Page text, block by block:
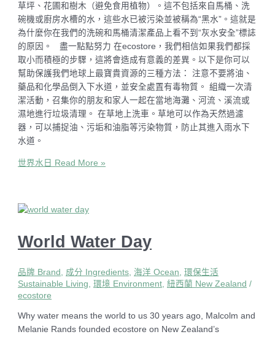
草坪、花圃和樹木（避免食用植物）。這不包括來自馬桶、洗
碗機或廚房水槽的水，這些水已被污染並被稱為“黑水”。這就是
為什麼你在我們的洗碗和馬桶清潔產品上看不到“灰水安全”標誌
的原因。 盡一點點努力 在ecostore，我們相信如果我們都採
取小而積極的步驟，這將會造成有意義的差異。以下是你可以
幫助保護我們地球上最寶貴資源的三種方法： 注意不要將油、
藥品和化學品倒入下水道，並安全處置有毒物質。 組織一次清
潔活動，召集你的朋友和家人一起在當地海灘、河流、溪流或
濕地進行垃圾清理。 在草地上洗車。草地可以作為天然過濾
器，可以捕捉油、污垢和油脂等污染物質，防止其進入雨水下
水道。
世界水日 Read More »
World Water Day
品牌 Brand 成分 Ingredients 海洋 Ocean ,環保生活
Sustainable Living ,環境 Environment ,紐西蘭 New Zealand /
ecostore
Why water means the world to us 30 years ago, Malcolm and
Melanie Rands founded ecostore on New Zealand’s